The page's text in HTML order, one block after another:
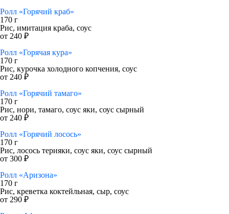
Ролл «Горячий краб»
170 г
Рис, имитация краба, соус
от 240 ₽
Ролл «Горячая кура»
170 г
Рис, курочка холодного копчения, соус
от 240 ₽
Ролл «Горячий тамаго»
170 г
Рис, нори, тамаго, соус яки, соус сырный
от 240 ₽
Ролл «Горячий лосось»
170 г
Рис, лосось терияки, соус яки, соус сырный
от 300 ₽
Ролл «Аризона»
170 г
Рис, креветка коктейльная, сыр, соус
от 290 ₽